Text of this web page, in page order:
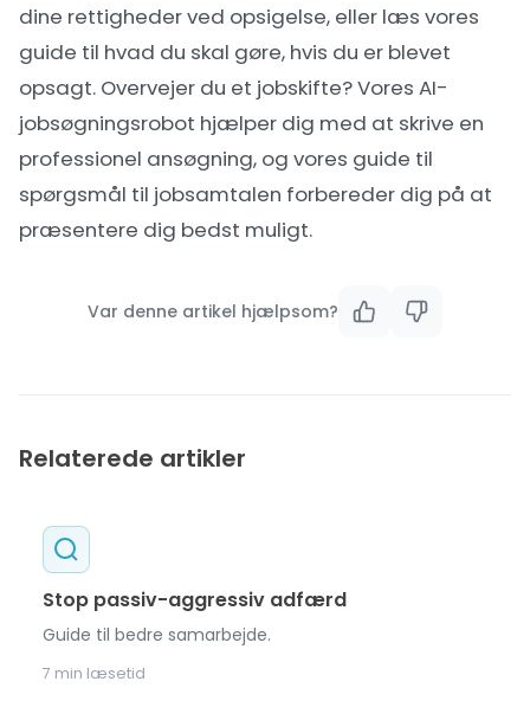
dine rettigheder ved opsigelse, eller læs vores
guide til hvad du skal gøre, hvis du er blevet
opsagt. Overvejer du et jobskifte? Vores AI-
jobsøgningsrobot hjælper dig med at skrive en
professionel ansøgning, og vores guide til
spørgsmål til jobsamtalen forbereder dig på at
præsentere dig bedst muligt.
Var denne artikel hjælpsom?
Relaterede artikler
Stop passiv-aggressiv adfærd
Guide til bedre samarbejde.
7 min læsetid